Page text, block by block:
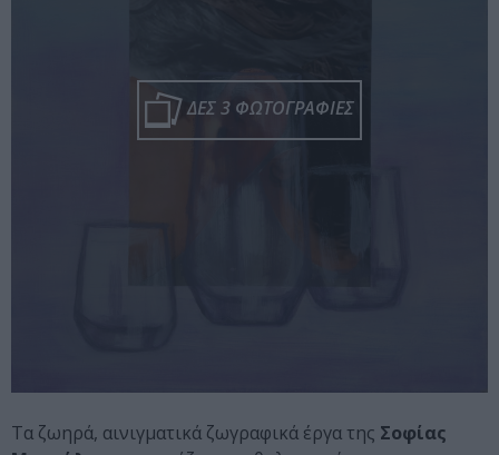
ΔΕΣ 3 ΦΩΤΟΓΡΑΦΙΕΣ
Τα ζωηρά, αινιγματικά ζωγραφικά έργα της Σοφίας